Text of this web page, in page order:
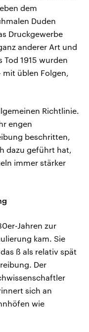
dem
Duden
Druckgewerbe
anderer Art und
Tod 1915 wurden
mit üblen Folgen,
Richtlinie.
engen
beschritten,
dazu geführt hat,
immer stärker
Jahren zur
kam. Sie
ß als relativ spät
Der
sich an
wie